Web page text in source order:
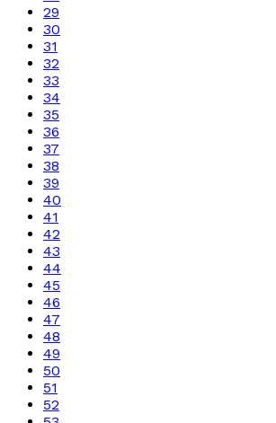
29
30
31
32
33
34
35
36
37
38
39
40
41
42
43
44
45
46
47
48
49
50
51
52